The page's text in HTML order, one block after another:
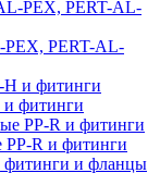
PEX, PERT-AL-
фитинги
R и фитинги